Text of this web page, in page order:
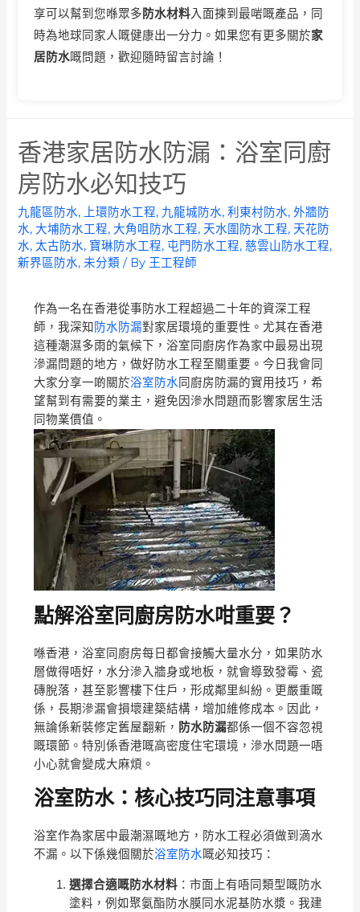
享可以幫到您喺眾多防水材料入面揀到最啱嘅產品，同
時為地球同家人嘅健康出一分力。如果您有更多關於家
居防水嘅問題，歡迎隨時留言討論！
香港家居防水防漏：浴室同廚
房防水必知技巧
九龍區防水, 上環防水工程, 九龍城防水,利東村防水,外牆防
水,大埔防水工程,大角咀防水工程, 天水圍防水工程, 天花防
水,太古防水, 寶琳防水工程, 屯門防水工程,慈雲山防水工程,
新界區防水,未分類 / By 王工程師
作為一名在香港從事防水工程超過二十年的資深工程
師，我深知 防水防漏對家居環境的重要性。尤其在香港
這種潮濕多雨的氣候下，浴室同廚房作為家中最易出現
滲漏問題的地方，做好防水工程至關重要。今日我會同
大家分享一啲關於浴室防水 同廚房防漏的實用技巧，希
望幫到有需要的業主，避免因滲水問題而影響家居生活
同物業價值。
點解浴室同廚房防水咁重要？
喺香港，浴室同廚房每日都會接觸大量水分，如果防水
層做得唔好，水分滲入牆身或地板，就會導致發霉、瓷
磚脫落，甚至影響樓下住戶，形成鄰里糾紛。更嚴重嘅
係，長期滲漏會損壞建築結構，增加維修成本。因此，
無論係新裝修定舊屋翻新， 防水防漏都係一個不容忽視
嘅環節。特別係香港嘅高密度住宅環境，滲水問題一唔
小心就會變成大麻煩。
浴室防水：核心技巧同注意事項
浴室作為家居中最潮濕嘅地方，防水工程必須做到滴水
不漏。以下係幾個關於浴室防水嘅必知技巧：
選擇合適嘅防水材料 ：市面上有唔同類型嘅防水
塗料，例如聚氨酯防水膜同水泥基防水漿。我建